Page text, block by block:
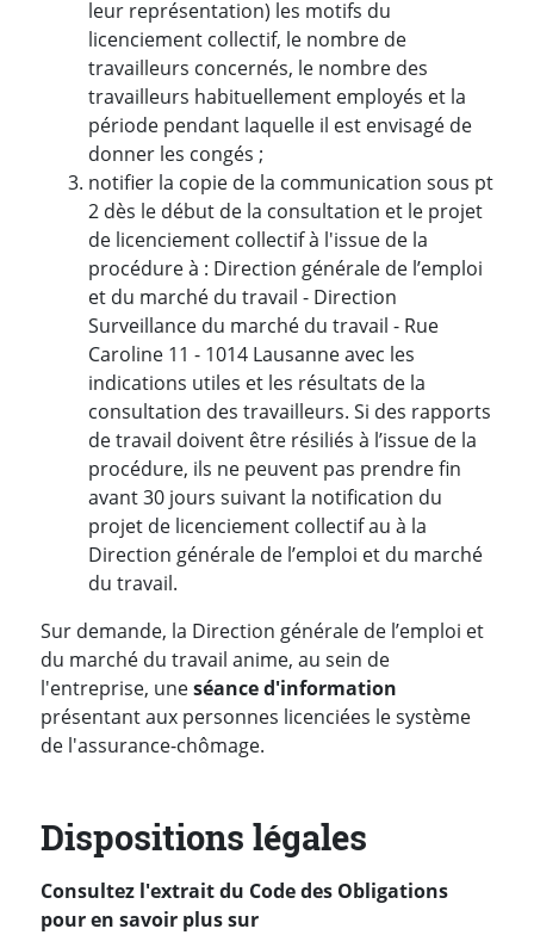
leur représentation) les motifs du
licenciement collectif, le nombre de
travailleurs concernés, le nombre des
travailleurs habituellement employés et la
période pendant laquelle il est envisagé de
donner les congés ;
notifier la copie de la communication sous pt
2 dès le début de la consultation et le projet
de licenciement collectif à l'issue de la
procédure à : Direction générale de l’emploi
et du marché du travail - Direction
Surveillance du marché du travail - Rue
Caroline 11 - 1014 Lausanne avec les
indications utiles et les résultats de la
consultation des travailleurs. Si des rapports
de travail doivent être résiliés à l’issue de la
procédure, ils ne peuvent pas prendre fin
avant 30 jours suivant la notification du
projet de licenciement collectif au à la
Direction générale de l’emploi et du marché
du travail.
Sur demande, la Direction générale de l’emploi et
du marché du travail anime, au sein de
l'entreprise, uneséance d'information
présentant aux personnes licenciées le système
de l'assurance-chômage.
Dispositions légales
Consultez l'extrait du Code des Obligations
pour en savoir plus sur